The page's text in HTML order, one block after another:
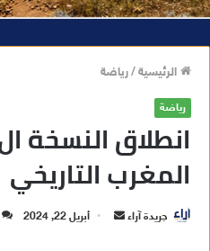
الرئيسية/رياضة
رياضة
المغرب التاريخي
جريدة آراء أبريل 22, 2024